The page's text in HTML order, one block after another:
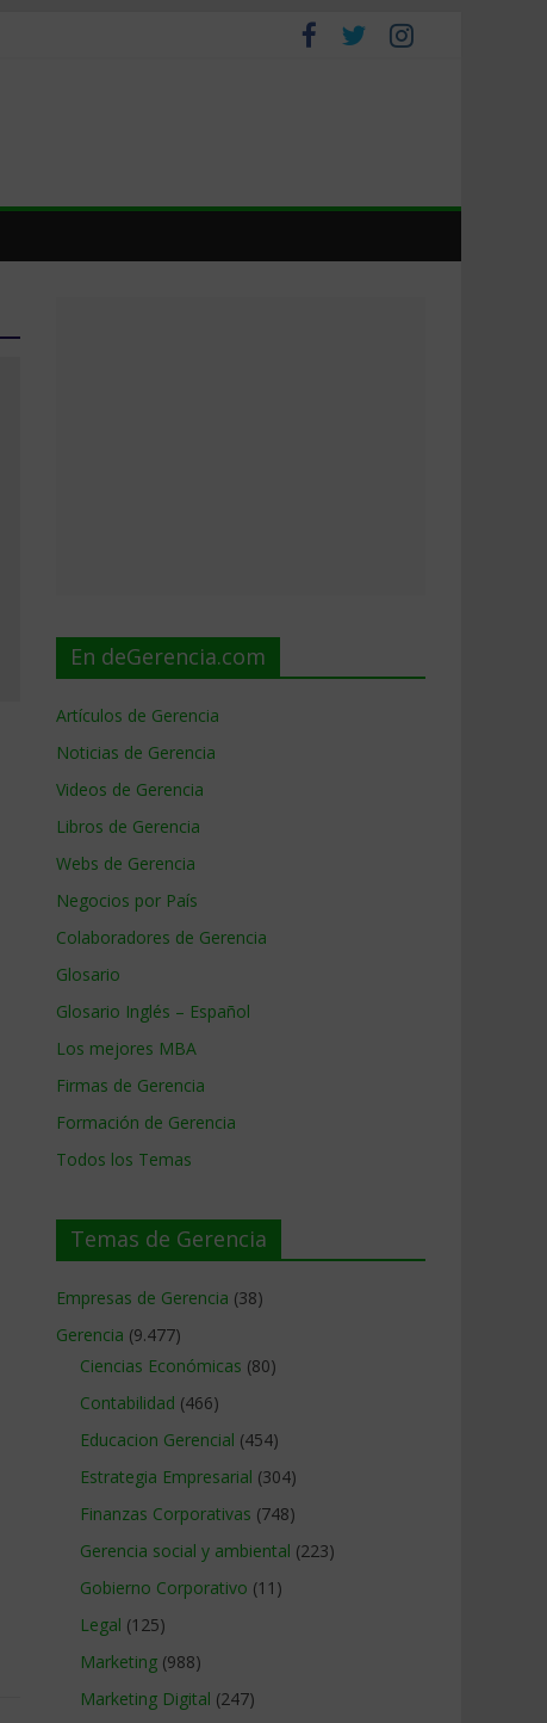
En deGerencia.com
Artículos de Gerencia
Noticias de Gerencia
Videos de Gerencia
Libros de Gerencia
Webs de Gerencia
Negocios por País
Colaboradores de Gerencia
Glosario
Glosario Inglés – Español
Los mejores MBA
Firmas de Gerencia
Formación de Gerencia
Todos los Temas
Temas de Gerencia
Empresas de Gerencia (38)
Gerencia (9.477)
Ciencias Económicas (80)
Contabilidad (466)
Educacion Gerencial (454)
Estrategia Empresarial (304)
Finanzas Corporativas (748)
Gerencia social y ambiental (223)
Gobierno Corporativo (11)
Legal (125)
Marketing (988)
Marketing Digital (247)